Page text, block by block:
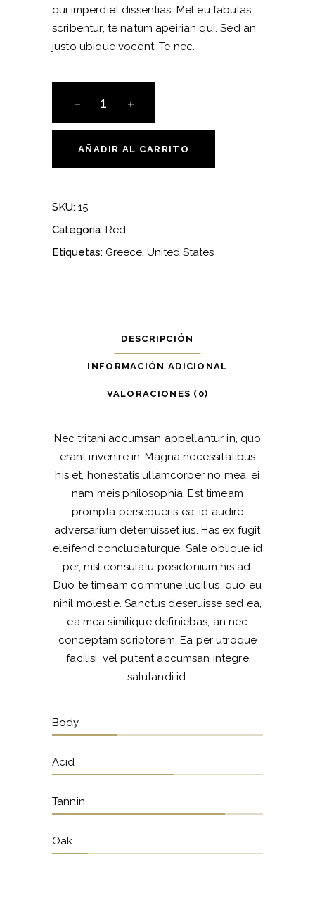
qui imperdiet dissentias. Mel eu fabulas
scribentur, te natum apeirian qui. Sed an
justo ubique vocent. Te nec.
AÑADIR AL CARRITO
SKU: 15
Categoría: Red
Etiquetas: Greece, United States
DESCRIPCIÓN
INFORMACIÓN ADICIONAL
VALORACIONES (0)
Nec tritani accumsan appellantur in, quo
erant invenire in. Magna necessitatibus
his et, honestatis ullamcorper no mea, ei
nam meis philosophia. Est timeam
prompta persequeris ea, id audire
adversarium deterruisset ius. Has ex fugit
eleifend concludaturque. Sale oblique id
per, nisl consulatu posidonium his ad.
Duo te timeam commune lucilius, quo eu
nihil molestie. Sanctus deseruisse sed ea,
ea mea similique definiebas, an nec
conceptam scriptorem. Ea per utroque
facilisi, vel putent accumsan integre
salutandi id.
Body
Acid
Tannin
Oak